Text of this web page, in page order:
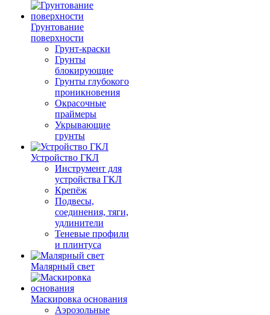
Грунтование
поверхности
Грунт-краски
Грунты
блокирующие
Грунты глубокого
проникновения
Окрасочные
праймеры
Укрывающие
грунты
Устройство ГКЛ
Инструмент для
устройства ГКЛ
Крепёж
Подвесы,
соединения, тяги,
удлинители
Теневые профили
и плинтуса
Малярный свет
Маскировка основания
Аэрозольные